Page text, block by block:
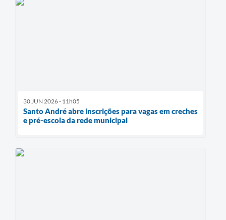
30 JUN 2026 - 11h05
Santo André abre inscrições para vagas em creches
e pré-escola da rede municipal